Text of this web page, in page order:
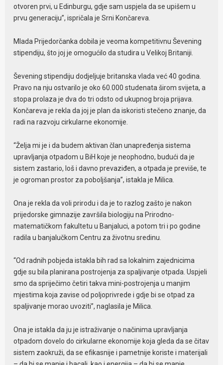
otvoren prvi, u Edinburgu, gdje sam uspjela da se upišem u
prvu generaciju”, ispričala je Srni Končareva.
Mlada Prijedorčanka dobila je veoma kompetitivnu Ševening
stipendiju, što joj je omogućilo da studira u Velikoj Britaniji.
Ševening stipendiju dodjeljuje britanska vlada već 40 godina.
Pravo na nju ostvarilo je oko 60.000 studenata širom svijeta, a
stopa prolaza je dva do tri odsto od ukupnog broja prijava.
Končareva je rekla da joj je plan da iskoristi stečeno znanje, da
radi na razvoju cirkularne ekonomije.
“Želja mi je i da budem aktivan član unapređenja sistema
upravljanja otpadom u BiH koje je neophodno, budući da je
sistem zastario, loš i davno prevaziđen, a otpada je previše, te
je ogroman prostor za poboljšanja”, istakla je Milica.
Ona je rekla da voli prirodu i da je to razlog zašto je nakon
prijedorske gimnazije završila biologiju na Prirodno-
matematičkom fakultetu u Banjaluci, a potom tri i po godine
radila u banjalučkom Centru za životnu sredinu.
“Od radnih pobjeda istakla bih rad sa lokalnim zajednicima
gdje su bila planirana postrojenja za spaljivanje otpada. Uspjeli
smo da spriječimo četiri takva mini-postrojenja u manjim
mjestima koja zavise od poljoprivrede i gdje bi se otpad za
spaljivanje morao uvoziti”, naglasila je Milica.
Ona je istakla da ju je istraživanje o načinima upravljanja
otpadom dovelo do cirkularne ekonomije koja gleda da se čitav
sistem zaokruži, da se efikasnije i pametnije koriste i materijali